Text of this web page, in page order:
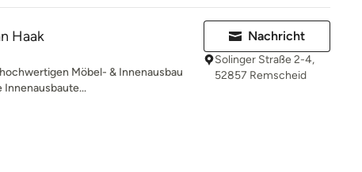
Haak
Möbel- & Innenausbau
Innenausbaute...
Nachricht
Solinger Straße 2-4,
52857 Remscheid